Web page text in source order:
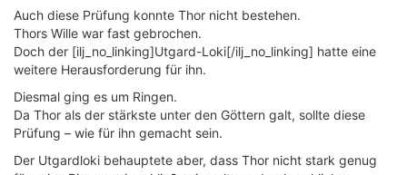
Auch diese Prüfung konnte Thor nicht bestehen.
Thors Wille war fast gebrochen.
Doch der [ilj_no_linking]Utgard-Loki[/ilj_no_linking] hatte eine
weitere Herausforderung für ihn.
Diesmal ging es um Ringen.
Da Thor als der stärkste unter den Göttern galt, sollte diese
Prüfung – wie für ihn gemacht sein.
Der Utgardloki behauptete aber, dass Thor nicht stark genug